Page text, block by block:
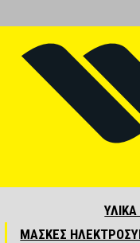
ΜΑΣΚΕΣ